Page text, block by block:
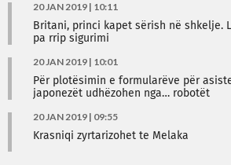
20 JAN 2019 | 10:11
Britani, princi kapet sërish në shkelje.
pa rrip sigurimi
20 JAN 2019 | 10:01
Për plotësimin e formularëve për
japonezët udhëzohen nga… robotët
20 JAN 2019 | 09:55
Krasniqi zyrtarizohet te Melaka